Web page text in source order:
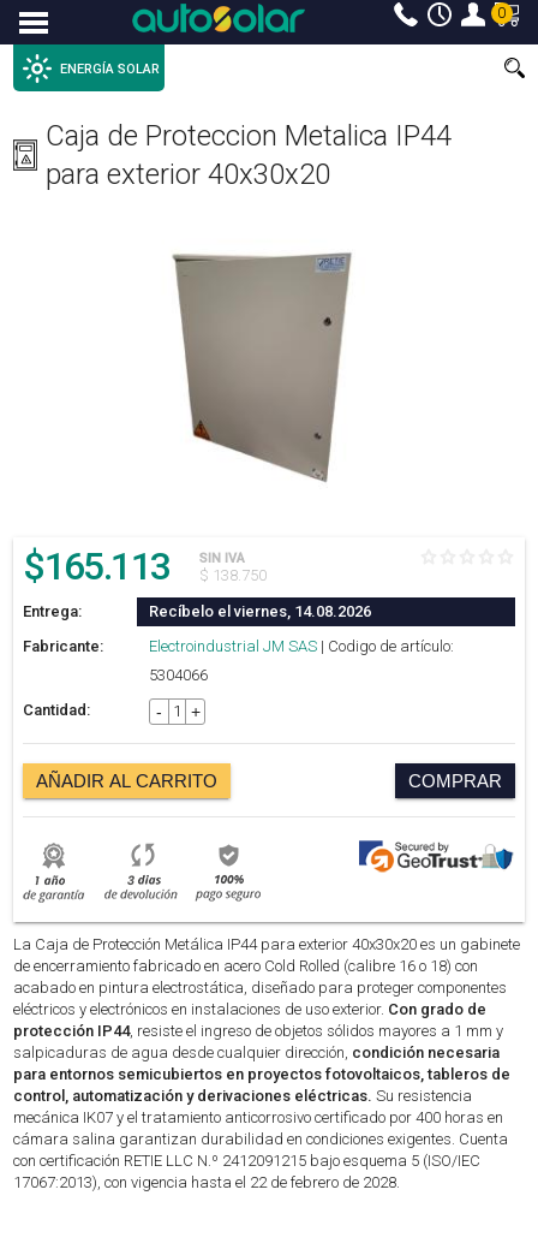
Menu 0
ENERGÍA SOLAR
Caja de Proteccion Metalica IP44
para exterior 40x30x20
$165.113 SIN IVA
$ 138.750
Entrega:
Recíbelo el viernes, 14.08.2026
Fabricante:
Electroindustrial JM SAS | Codigo de artículo:
5304066
Cantidad:
- +
AÑADIR AL CARRITO COMPRAR
La Caja de Protección Metálica IP44 para exterior 40x30x20 es un gabinete
de encerramiento fabricado en acero Cold Rolled (calibre 16 o 18) con
acabado en pintura electrostática, diseñado para proteger componentes
eléctricos y electrónicos en instalaciones de uso exterior. Con grado de
protección IP44, resiste el ingreso de objetos sólidos mayores a 1 mm y
salpicaduras de agua desde cualquier dirección, condición necesaria
para entornos semicubiertos en proyectos fotovoltaicos, tableros de
control, automatización y derivaciones eléctricas. Su resistencia
mecánica IK07 y el tratamiento anticorrosivo certificado por 400 horas en
cámara salina garantizan durabilidad en condiciones exigentes. Cuenta
con certificación RETIE LLC N.º 2412091215 bajo esquema 5 (ISO/IEC
17067:2013), con vigencia hasta el 22 de febrero de 2028.